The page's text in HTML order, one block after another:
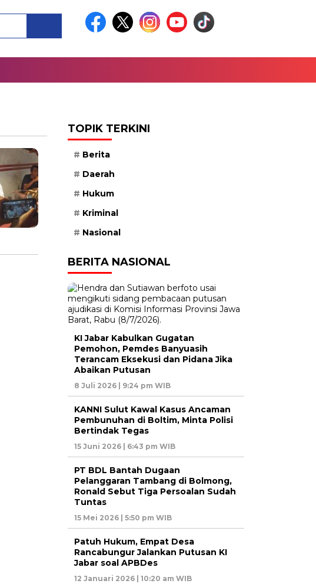
TOPIK TERKINI
Berita
Daerah
Hukum
Kriminal
Nasional
BERITA NASIONAL
KI Jabar Kabulkan Gugatan
Pemohon, Pemdes Banyuasih
Terancam Eksekusi dan Pidana Jika
Abaikan Putusan
8 Juli 2026 | 9:24 pm WIB
KANNI Sulut Kawal Kasus Ancaman
Pembunuhan di Boltim, Minta Polisi
Bertindak Tegas
15 Juni 2026 | 6:43 pm WIB
PT BDL Bantah Dugaan
Pelanggaran Tambang di Bolmong,
Ronald Sebut Tiga Persoalan Sudah
Tuntas
15 Mei 2026 | 5:50 pm WIB
Patuh Hukum, Empat Desa
Rancabungur Jalankan Putusan KI
Jabar soal APBDes
12 Januari 2026 | 10:20 am WIB